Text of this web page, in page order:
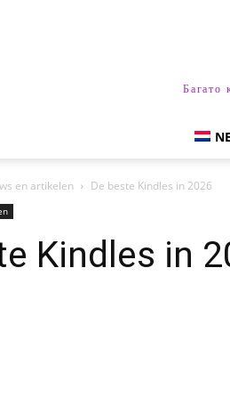
Багато
en artikelen De beste Kindles in 2026
Kindles in